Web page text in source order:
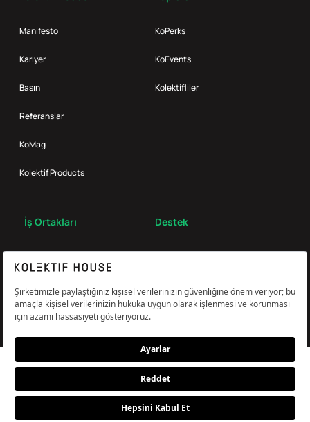
Manifesto
Kariyer
Basın
Referanslar
KoMag
Kolektif Products
KoPerks
KoEvents
Kolektifliler
İş Ortakları Destek
Çerez Tercihlerini Yönetin